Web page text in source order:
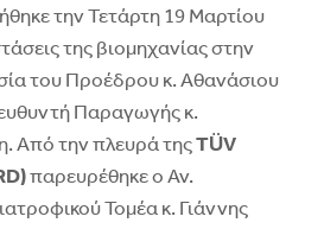
την Τετάρτη 19 Μαρτίου
της βιομηχανίας στην
του Προέδρου κ. Αθανάσιου
Παραγωγής κ.
Από την πλευρά τηςTÜV
)παρευρέθηκε ο Αν.
Τομέα κ. Γιάννης